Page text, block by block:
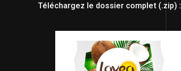
Téléchargez le dossier complet (.zip) :